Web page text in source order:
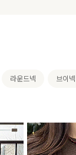
라운드넥 브이넥